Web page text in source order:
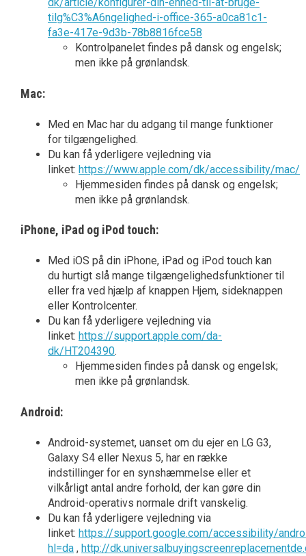
tilg%C3%A6ngelighed-i-office-365-a0ca81c1-
fa3e-417e-9d3b-78b8816fce58
Kontrolpanelet findes på dansk og engelsk;
men ikke på grønlandsk.
Mac:
Med en Mac har du adgang til mange funktioner
for tilgængelighed.
Du kan få yderligere vejledning via
linket: https://www.apple.com/dk/accessibility/mac/
Hjemmesiden findes på dansk og engelsk;
men ikke på grønlandsk.
iPhone, iPad og iPod touch:
Med iOS på din iPhone, iPad og iPod touch kan
du hurtigt slå mange tilgængelighedsfunktioner til
eller fra ved hjælp af knappen Hjem, sideknappen
eller Kontrolcenter.
Du kan få yderligere vejledning via
linket: https://support.apple.com/da-
dk/HT204390.
Hjemmesiden findes på dansk og engelsk;
men ikke på grønlandsk.
Android:
Android-systemet, uanset om du ejer en LG G3,
Galaxy S4 eller Nexus 5, har en række
indstillinger for en synshæmmelse eller et
vilkårligt antal andre forhold, der kan gøre din
Android-operativs normale drift vanskelig.
Du kan få yderligere vejledning via
linket: https://support.google.com/accessibility/
hl=da , http://